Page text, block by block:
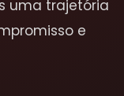
uma trajetória
e